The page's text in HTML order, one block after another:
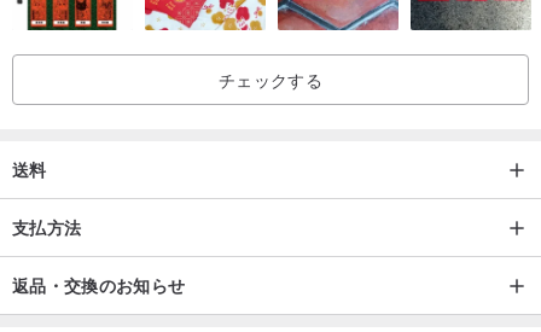
内側に使用する襦袢は、シルクで柔らかくそのまま縫製する事は
な美しさを放つ襦袢が普段使用するバッグに内装されていくのは、
一点一点の製作は、使用する生地が変わる毎に性質も変わる為、そ
の度に方法を改善し素材の性質に合わせた粘り強い試行錯誤を積み
重ねて作り上げられます。
帯は一点もののビンテージ帯を使用し、内装の襦袢も同様に大量
生産されたものでなく、先代に生産された一反かそれ以下しかない
チェックする
送料
支払方法
返品・交換のお知らせ